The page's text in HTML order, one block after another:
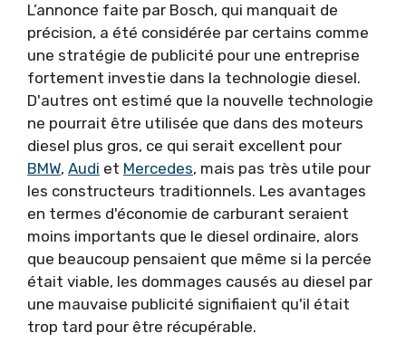
L’annonce faite par Bosch, qui manquait de
précision, a été considérée par certains comme
une stratégie de publicité pour une entreprise
fortement investie dans la technologie diesel.
D'autres ont estimé que la nouvelle technologie
ne pourrait être utilisée que dans des moteurs
diesel plus gros, ce qui serait excellent pour
BMW, Audi et Mercedes, mais pas très utile pour
les constructeurs traditionnels. Les avantages
en termes d'économie de carburant seraient
moins importants que le diesel ordinaire, alors
que beaucoup pensaient que même si la percée
était viable, les dommages causés au diesel par
une mauvaise publicité signifiaient qu'il était
trop tard pour être récupérable.